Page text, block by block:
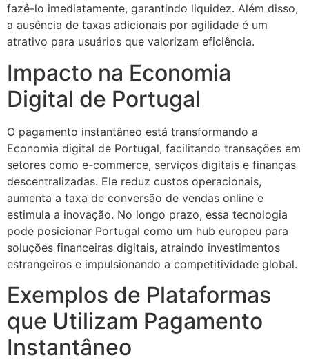
fazê-lo imediatamente, garantindo liquidez. Além disso,
a ausência de taxas adicionais por agilidade é um
atrativo para usuários que valorizam eficiência.
Impacto na Economia
Digital de Portugal
O pagamento instantâneo está transformando a
Economia digital de Portugal, facilitando transações em
setores como e-commerce, serviços digitais e finanças
descentralizadas. Ele reduz custos operacionais,
aumenta a taxa de conversão de vendas online e
estimula a inovação. No longo prazo, essa tecnologia
pode posicionar Portugal como um hub europeu para
soluções financeiras digitais, atraindo investimentos
estrangeiros e impulsionando a competitividade global.
Exemplos de Plataformas
que Utilizam Pagamento
Instantâneo